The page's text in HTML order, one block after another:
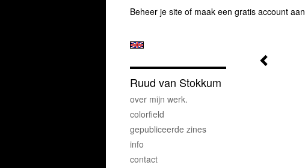
Beheer je site of maak een gratis account aan
Ruud van Stokkum
over mijn werk.
colorfield
gepubliceerde zines
info
contact